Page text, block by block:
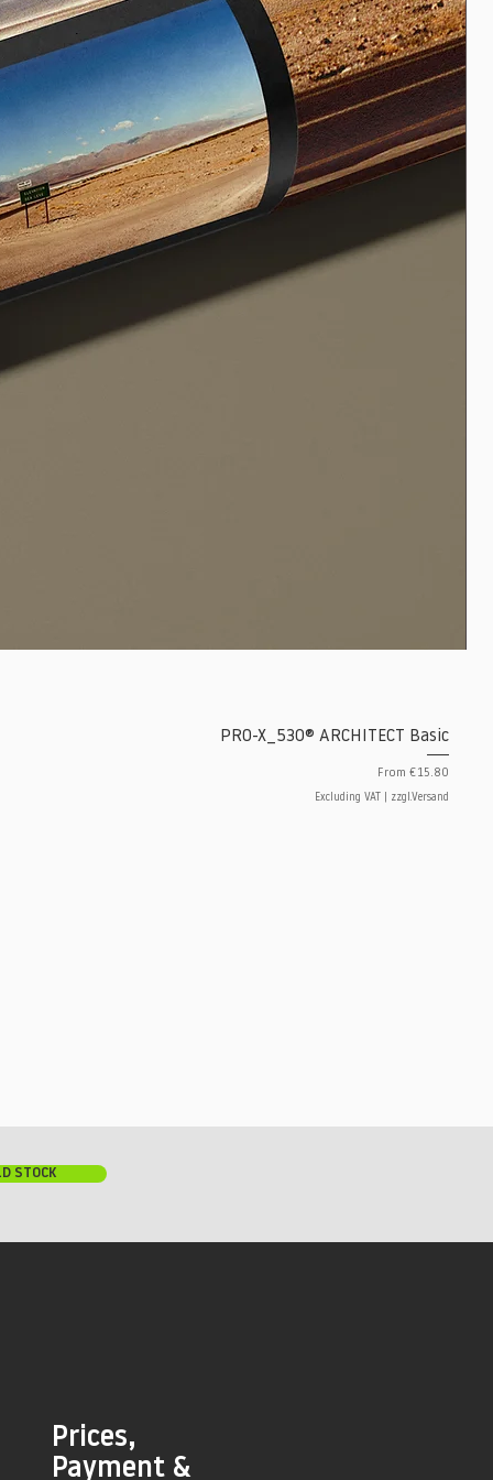
PRO-X_530® ARCHITECT Basic
From €15.80
Sale Price
Excluding VAT zzgl.Versand
Prices,
Payment &
STOCK